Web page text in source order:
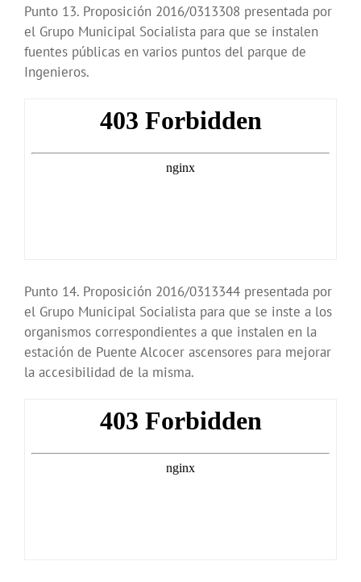
Punto 13. Proposición 2016/0313308 presentada por
el Grupo Municipal Socialista para que se instalen
fuentes públicas en varios puntos del parque de
Ingenieros.
Punto 14. Proposición 2016/0313344 presentada por
el Grupo Municipal Socialista para que se inste a los
organismos correspondientes a que instalen en la
estación de Puente Alcocer ascensores para mejorar
la accesibilidad de la misma.